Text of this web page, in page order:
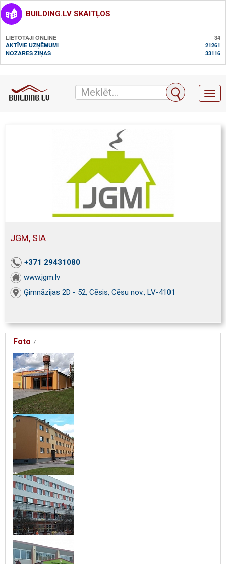
BUILDING.LV SKAITĻOS
LIETOTĀJI ONLINE
34
AKTĪVIE UZŅĒMUMI
21261
NOZARES ZIŅAS
33116
JGM, SIA
+371 29431080
www.jgm.lv
Ģimnāzijas 2D - 52, Cēsis, Cēsu nov., LV-4101
Foto 7